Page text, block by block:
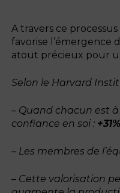
A travers ce
favorise l’émergence
atout précieux pour
Selon le Harvard
– Quand chacun est
confiance en soi :
– Les membres de
– Cette valorisation